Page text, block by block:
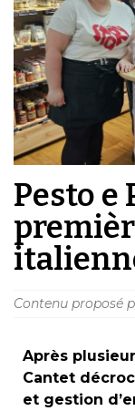
Pesto e
Contenu proposé
Après
Cantet
et gestion